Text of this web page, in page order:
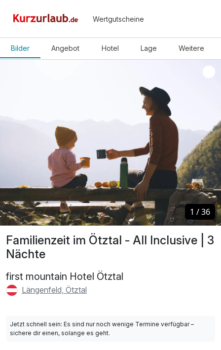
Wertgutscheine
Bilder Angebot Hotel Lage Weitere
Familienzeit im Ötztal - All Inclusive | 3
Nächte
first mountain Hotel Ötztal
Längenfeld, Ötztal
1 /36
1 /36
Jetzt schnell sein: Es sind nur noch wenige Termine verfügbar –
sichere dir einen, solange es geht.